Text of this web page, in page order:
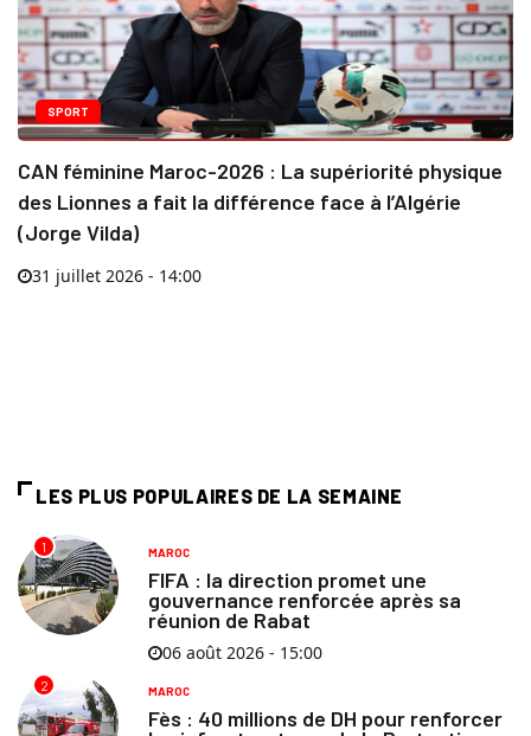
SPORT
CAN féminine Maroc-2026 : La supériorité physique
des Lionnes a fait la différence face à l’Algérie
(Jorge Vilda)
31 juillet 2026 - 14:00
LES PLUS POPULAIRES DE LA SEMAINE
1 MAROC
FIFA : la direction promet une
gouvernance renforcée après sa
réunion de Rabat
06 août 2026 - 15:00
2 MAROC
Fès : 40 millions de DH pour renforcer